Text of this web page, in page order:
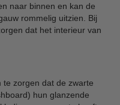
naar binnen en kan de
rommelig uitzien. Bij
dat het interieur van
te zorgen dat de zwarte
hun glanzende